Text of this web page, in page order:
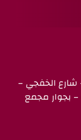
الخفجي –
– بجوار مجمع